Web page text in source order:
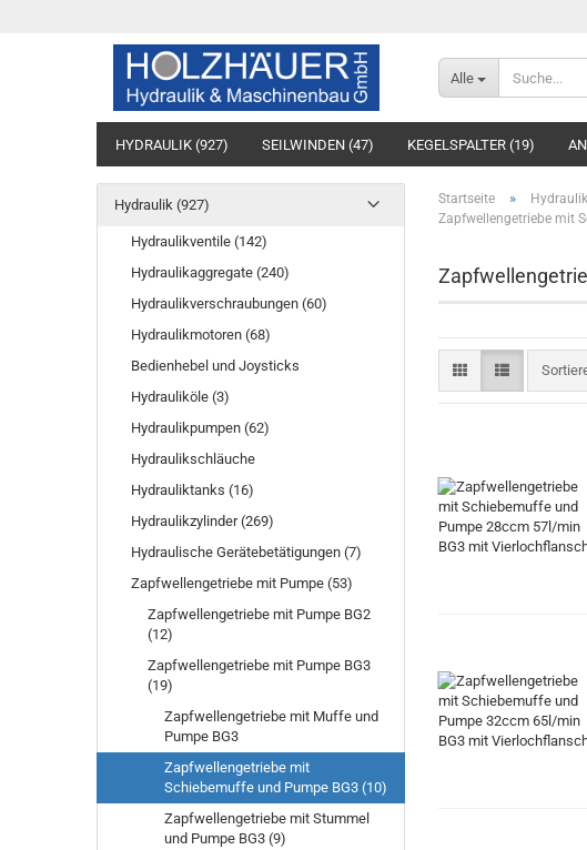
Alle
HYDRAULIK (927) SEILWINDEN (47) KEGELSPALTER (19)
Startseite » Hydraulik
Zapfwellengetriebe mit
Hydraulik (927)
Hydraulikventile (142)
Hydraulikaggregate (240)
Hydraulikverschraubungen (60)
Hydraulikmotoren (68)
Bedienhebel und Joysticks
Hydrauliköle (3)
Hydraulikpumpen (62)
Hydraulikschläuche
Hydrauliktanks (16)
Hydraulikzylinder (269)
Hydraulische Gerätebetätigungen (7)
Zapfwellengetriebe mit Pumpe (53)
Zapfwellengetriebe mit Pumpe BG2
(12)
Zapfwellengetriebe mit Pumpe BG3
(19)
Zapfwellengetriebe mit Muffe und
Pumpe BG3
Zapfwellengetriebe mit
Schiebemuffe und Pumpe BG3 (10)
Zapfwellengetriebe mit Stummel
und Pumpe BG3 (9)